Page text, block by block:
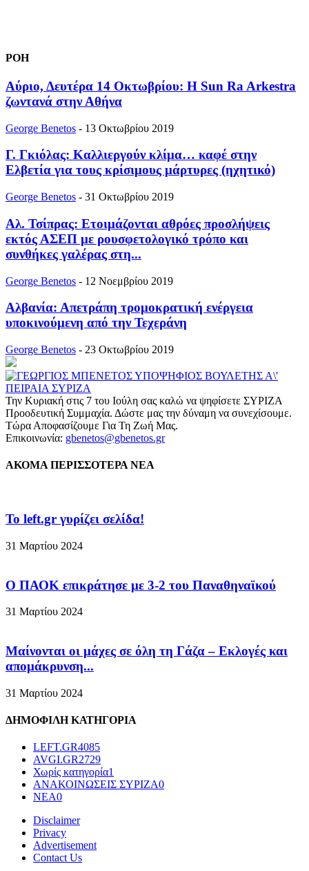
ΡΟΗ
Αύριο, Δευτέρα 14 Οκτωβρίου: Η Sun Ra Arkestra
ζωντανά στην Αθήνα
George Benetos - 13 Οκτωβρίου 2019
Γ. Γκιόλας: Καλλιεργούν κλίμα… καφέ στην
Ελβετία για τους κρίσιμους μάρτυρες (ηχητικό)
George Benetos - 31 Οκτωβρίου 2019
Αλ. Τσίπρας: Ετοιμάζονται αθρόες προσλήψεις
εκτός ΑΣΕΠ με ρουσφετολογικό τρόπο και
συνθήκες γαλέρας στη...
George Benetos - 12 Νοεμβρίου 2019
Αλβανία: Απετράπη τρομοκρατική ενέργεια
υποκινούμενη από την Τεχεράνη
George Benetos - 23 Οκτωβρίου 2019
Την Κυριακή στις 7 του Ιούλη σας καλώ να ψηφίσετε ΣΥΡΙΖΑ
Προοδευτική Συμμαχία. Δώστε μας την δύναμη να συνεχίσουμε.
Τώρα Αποφασίζουμε Για Τη Ζωή Μας.
Επικοινωνία: gbenetos@gbenetos.gr
ΑΚΟΜΑ ΠΕΡΙΣΣΟΤΕΡΑ ΝΕΑ
To left.gr γυρίζει σελίδα!
31 Μαρτίου 2024
Ο ΠΑΟΚ επικράτησε με 3-2 του Παναθηναϊκού
31 Μαρτίου 2024
Μαίνονται οι μάχες σε όλη τη Γάζα – Eκλογές και
απομάκρυνση...
31 Μαρτίου 2024
ΔΗΜΟΦΙΛΗ ΚΑΤΗΓΟΡΙΑ
LEFT.GR4085
AVGI.GR2729
Χωρίς κατηγορία1
ΑΝΑΚΟΙΝΩΣΕΙΣ ΣΥΡΙΖΑ0
ΝΕΑ0
Disclaimer
Privacy
Advertisement
Contact Us